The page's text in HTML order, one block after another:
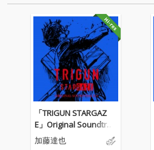
「TRIGUN STARGAZ
E」Original Soundtrac
k 2
加藤達也